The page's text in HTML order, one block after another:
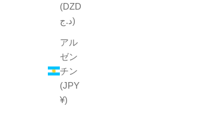
(DZD
د.ج)
アル
ゼン
チン
(JPY
¥)